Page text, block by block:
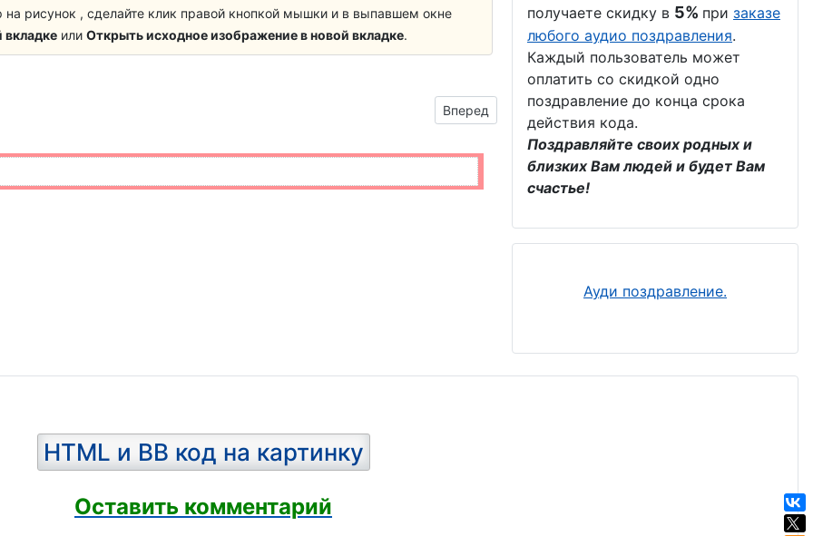
на рисунок , сделайте клик правой кнопкой мышки и в выпавшем окне
или Открыть исходное изображение в новой вкладке.
Следующий материал: Бабушка в больших очках
Вперед
получаете скидку в 5% при заказе
любого аудио поздравления.
Каждый пользователь может
оплатить со скидкой одно
поздравление до конца срока
действия кода.
Поздравляйте своих родных и
близких Вам людей и будет Вам
счастье!
Ауди поздравление.
HTML и BB код на картинку
Оставить комментарий